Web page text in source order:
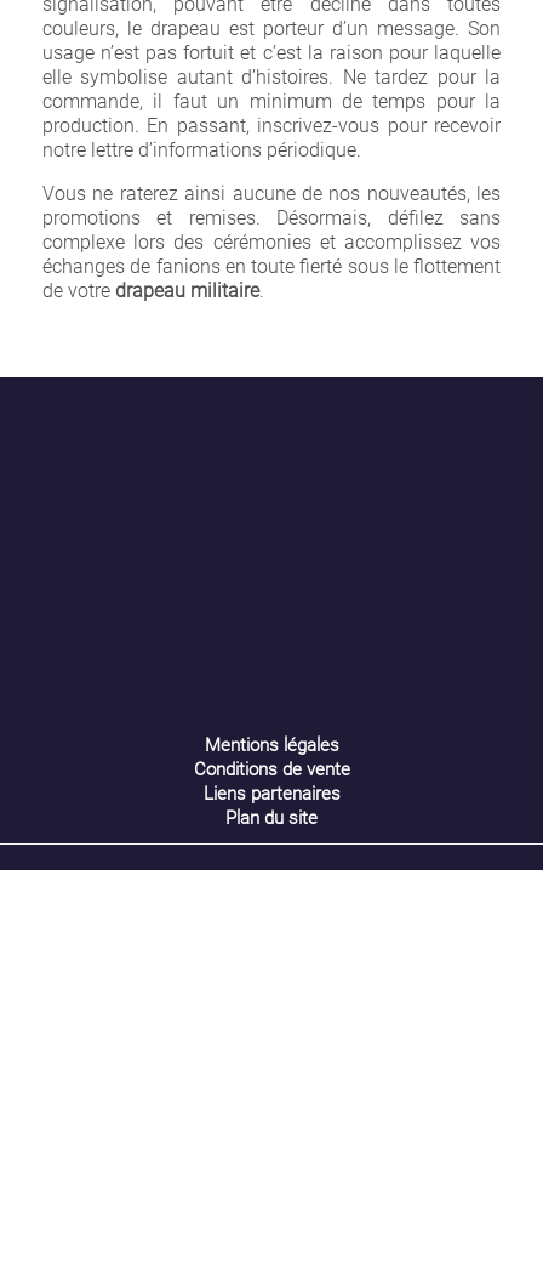
couleurs, le drapeau est porteur d’un message. Son
usage n’est pas fortuit et c’est la raison pour laquelle
elle symbolise autant d’histoires. Ne tardez pour la
commande, il faut un minimum de temps pour la
production. En passant, inscrivez-vous pour recevoir
notre lettre d’informations périodique.
Vous ne raterez ainsi aucune de nos nouveautés, les
promotions et remises. Désormais, défilez sans
complexe lors des cérémonies et accomplissez vos
échanges de fanions en toute fierté sous le flottement
de votre drapeau militaire.
Mentions légales
Conditions de vente
Liens partenaires
Plan du site